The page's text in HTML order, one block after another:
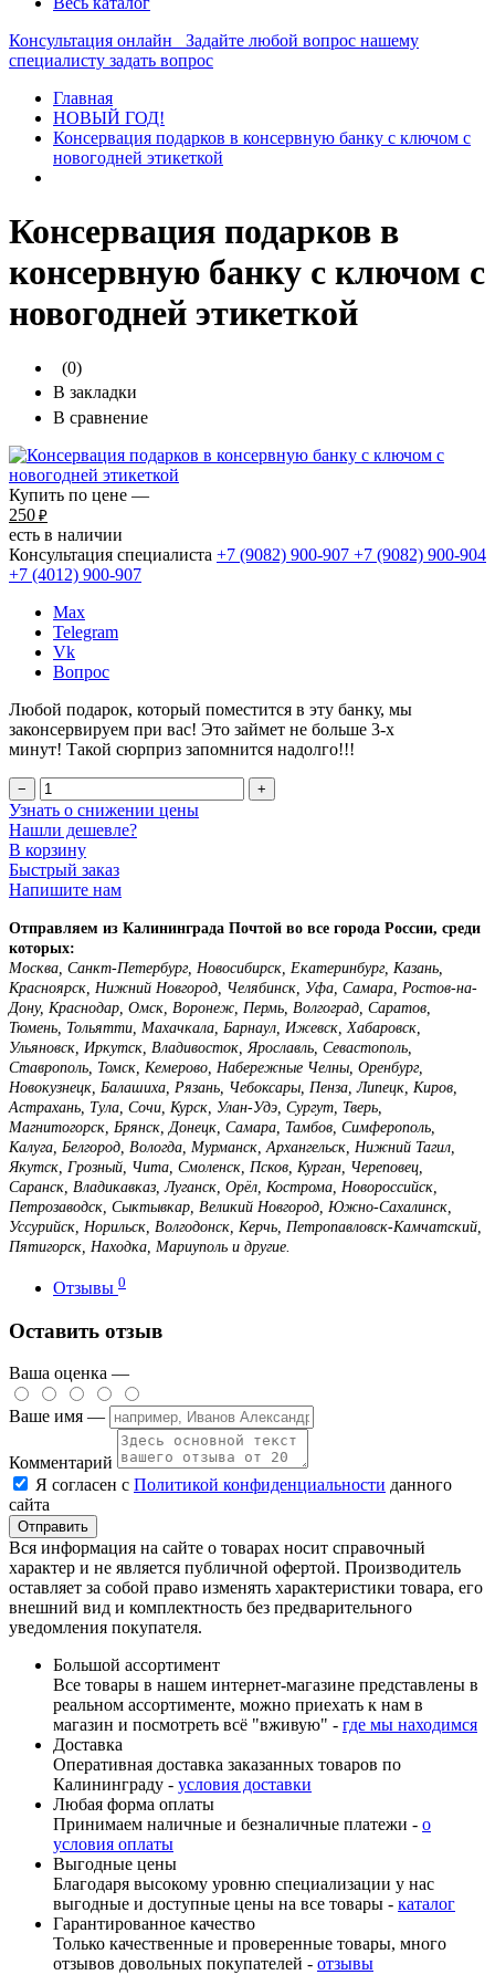
Консультация онлайн
Задайте любой вопрос нашему
специалисту задать вопрос
Главная
НОВЫЙ ГОД!
Консервация подарков в консервную банку с ключом с
новогодней этикеткой
Консервация подарков в
консервную банку с ключом с
новогодней этикеткой
(0)
В закладки
В сравнение
Купить по цене —
250 ₽
есть в наличии
Консультация специалиста +7 (9082) 900-907 +7 (9082) 900-904
+7 (4012) 900-907
Max
Telegram
Vk
Вопрос
Любой подарок, который поместится в эту банку, мы
законсервируем при вас! Это займет не больше 3-х
минут! Такой сюрприз запомнится надолго!!!
− +
Узнать о снижении цены
Нашли дешевле?
В корзину
Быстрый заказ
Напишите нам
Отправляем из Калининграда Почтой во все города России, среди
которых:
Москва, Санкт-Петербург, Новосибирск, Екатеринбург, Казань,
Красноярск, Нижний Новгород, Челябинск, Уфа, Самара, Ростов-на-
Дону, Краснодар, Омск, Воронеж, Пермь, Волгоград, Саратов,
Тюмень, Тольятти, Махачкала, Барнаул, Ижевск, Хабаровск,
Ульяновск, Иркутск, Владивосток, Ярославль, Севастополь,
Ставрополь, Томск, Кемерово, Набережные Челны, Оренбург,
Новокузнецк, Балашиха, Рязань, Чебоксары, Пенза, Липецк, Киров,
Астрахань, Тула, Сочи, Курск, Улан-Удэ, Сургут, Тверь,
Магнитогорск, Брянск, Донецк, Самара, Тамбов, Симферополь,
Калуга, Белгород, Вологда, Мурманск, Архангельск, Нижний Тагил,
Якутск, Грозный, Чита, Смоленск, Псков, Курган, Череповец,
Саранск, Владикавказ, Луганск, Орёл, Кострома, Новороссийск,
Петрозаводск, Сыктывкар, Великий Новгород, Южно-Сахалинск,
Уссурийск, Норильск, Волгодонск, Керчь, Петропавловск-Камчатский,
Пятигорск, Находка, Мариуполь и другие.
Отзывы 0
Оставить отзыв
Ваша оценка —
Ваше имя —
Комментарий
Я согласен с Политикой конфиденциальности данного
сайта
Вся информация на сайте о товарах носит справочный
характер и не является публичной офертой. Производитель
оставляет за собой право изменять характеристики товара, его
внешний вид и комплектность без предварительного
уведомления покупателя.
Большой ассортимент
Все товары в нашем интернет-магазине представлены в
реальном ассортименте, можно приехать к нам в
магазин и посмотреть всё "вживую" - где мы находимся
Доставка
Оперативная доставка заказанных товаров по
Калининграду - условия доставки
Любая форма оплаты
Принимаем наличные и безналичные платежи - о
условия оплаты
Выгодные цены
Благодаря высокому уровню специализации у нас
выгодные и доступные цены на все товары - каталог
Гарантированное качество
Только качественные и проверенные товары, много
отзывов довольных покупателей - отзывы